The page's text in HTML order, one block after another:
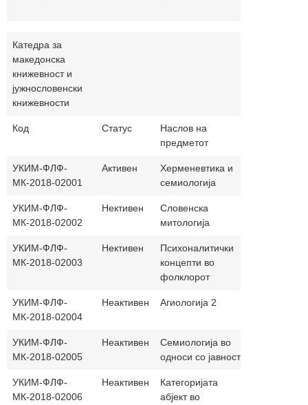
Катедра за
македонска
книжевност и
јужнословенски
книжевности
Код Статус
Наслов на
предметот
УКИМ-ФЛФ-
МК-2018-02001
Активен
Херменевтика и
семиологија
УКИМ-ФЛФ-
МК-2018-02002
Нективен
Словенска
митологија
УКИМ-ФЛФ-
МК-2018-02003
Нективен
Психоналитички
концепти во
фолклорот
УКИМ-ФЛФ-
МК-2018-02004
Неактивен Агиологија 2
УКИМ-ФЛФ-
МК-2018-02005
Неактивен
Семиологија во
односи со јавност
УКИМ-ФЛФ-
МК-2018-02006
Неактивен
Категоријата
абјект во